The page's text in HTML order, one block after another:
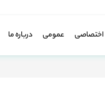
اختصاصی عمومی درباره ما